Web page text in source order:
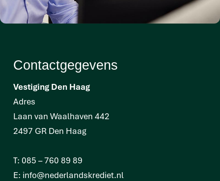
Contactgegevens
Vestiging Den Haag
Adres
Laan van Waalhaven 442
2497 GR Den Haag
T: 085 – 760 89 89
E: info@nederlandskrediet.nl